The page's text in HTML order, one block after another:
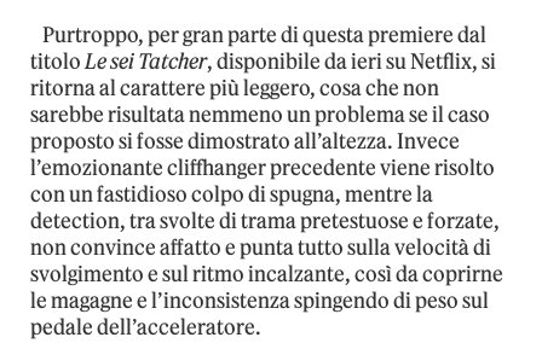
Purtroppo, per gran parte di questa premiere dal
titoloLe sei Tatcher, disponibile da ieri su Netflix, si
ritorna al carattere più leggero, cosa che non
sarebbe risultata nemmeno un problema se il caso
proposto si fosse dimostrato all’altezza. Invece
l’emozionante cliffhanger precedente viene risolto
con un fastidioso colpo di spugna, mentre la
detection, tra svolte di trama pretestuose e forzate,
non convince affatto e punta tutto sulla velocità di
svolgimento e sul ritmo incalzante, così da coprirne
le magagne e l’inconsistenza spingendo di peso sul
pedale dell’acceleratore.